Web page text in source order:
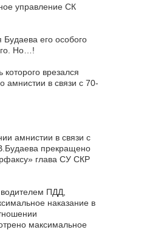
управление СК
его особого
Но…!
врезался
амнистии в связи с 70-
амнистии в связи с
прекращено
глава СУ СКР
водителем ПДД,
наказание в
максимальное